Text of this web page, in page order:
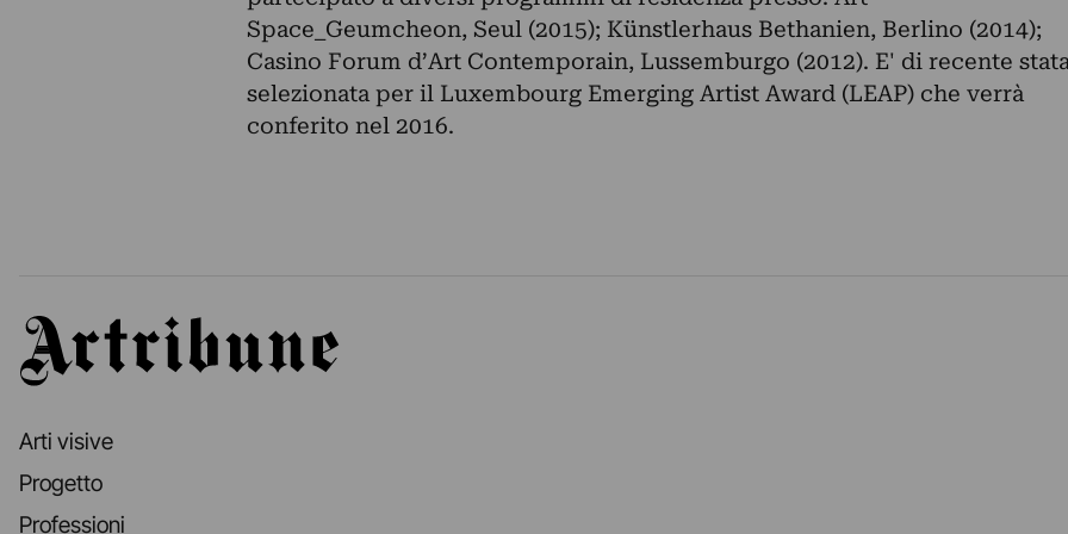
Space_Geumcheon, Seul (2015); Künstlerhaus Bethanien, Berlino (2014);
Casino Forum d’Art Contemporain, Lussemburgo (2012). E' di recente
selezionata per il Luxembourg Emerging Artist Award (LEAP) che verrà
conferito nel 2016.
Artribune
Arti visive
Progetto
Professioni